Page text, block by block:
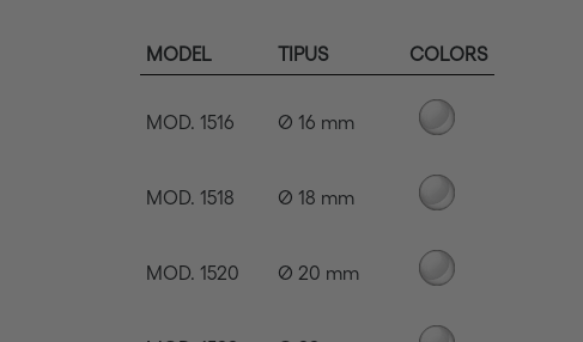
MODEL TIPUS COLORS
MOD. 1516 Ø 16 mm
MOD. 1518 Ø 18 mm
MOD. 1520 Ø 20 mm